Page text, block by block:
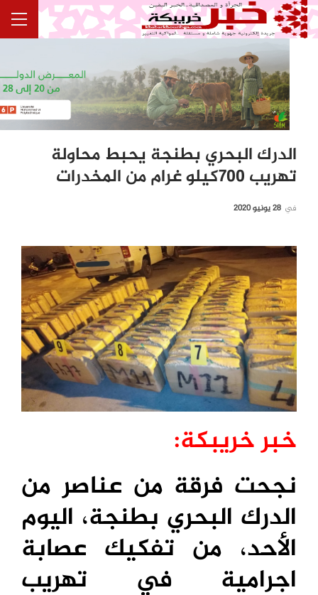
الدرك البحري بطنجة يحبط محاولة
تهريب 700كيلو غرام من المخدرات
في 28 يونيو 2020
خبر خريبكة:
نجحت فرقة من عناصر من
الدرك البحري بطنجة، اليوم
الأحد، من تفكيك عصابة
اجرامية في تهريب